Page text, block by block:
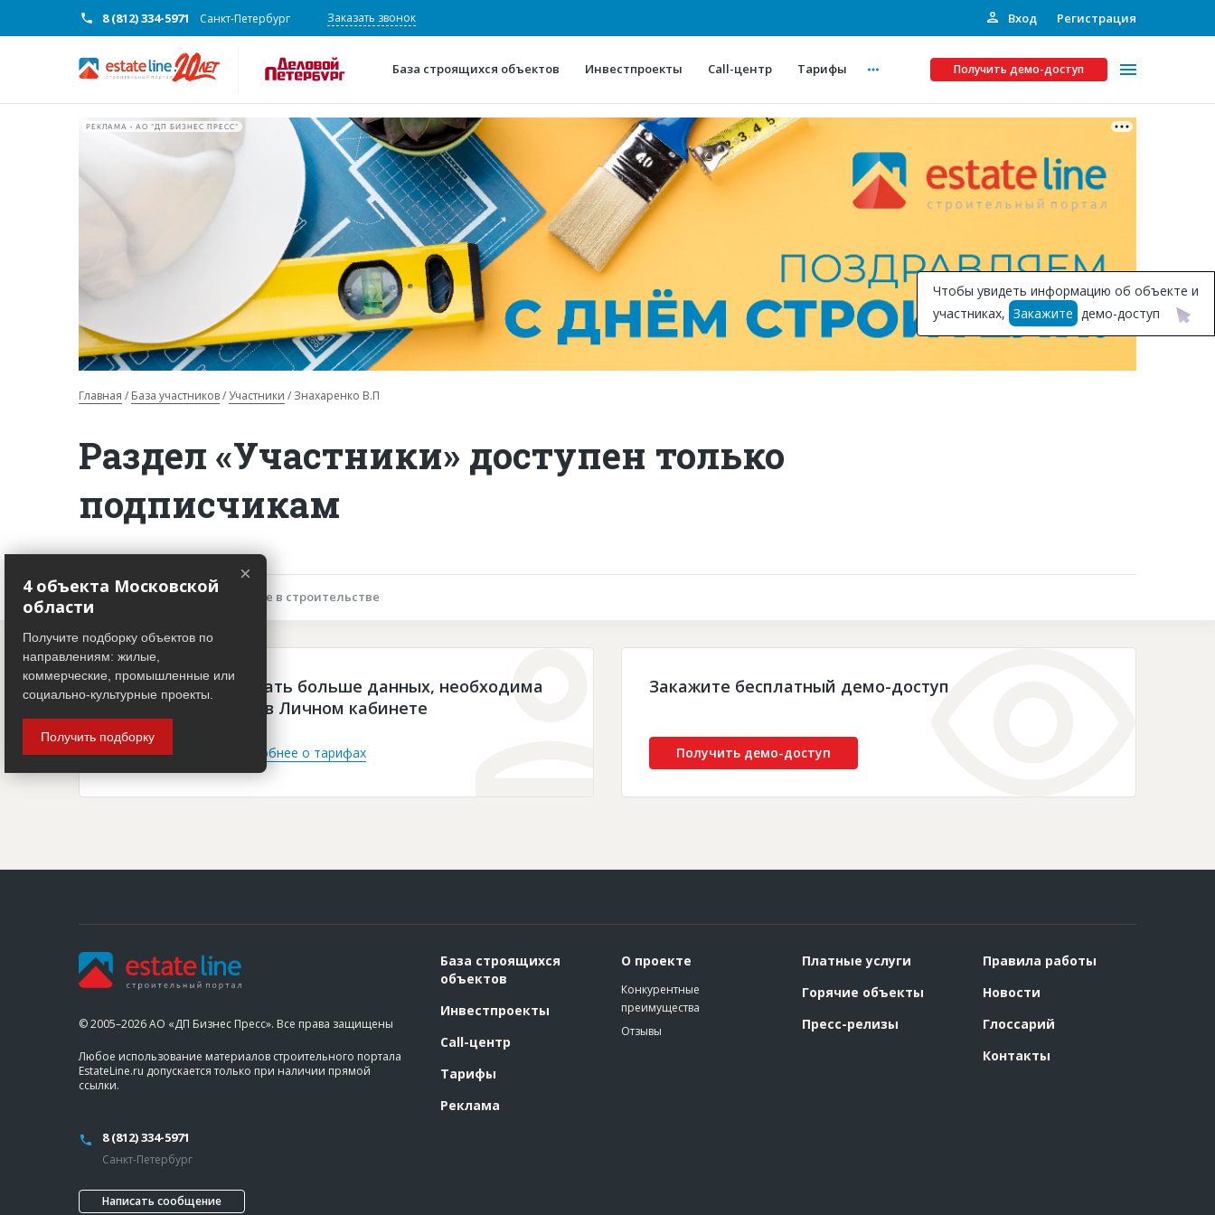
8 (812) 334-5971 Санкт-Петербург Заказать звонок Вход Регистрация
База строящихся объектов Инвестпроекты Call-центр Тарифы Получить демо-доступ
О проекте
Конкурентные преимущества
Горячие объекты
Глоссарий
Платные услуги
Рекламодателям
Инвестпроекты
Подписка на Базу
РЕКЛАМА • АО "ДП БИЗНЕС ПРЕСС"
Главная База участников Участники Знахаренко В.П
Раздел «Участники» доступен только
подписчикам
Описание объекта Участие в строительстве
Чтобы просматривать больше данных, необходима
платная подписка в Личном кабинете
Войти Подробнее о тарифах
Закажите бесплатный демо-доступ
Получить демо-доступ
Чтобы увидеть информацию об объекте и
участниках, Закажите демо-доступ
© 2005–2026 АО «ДП Бизнес Пресс». Все права защищены
Любое использование материалов строительного портала
EstateLine.ru допускается только при наличии прямой
ссылки.
8 (812) 334-5971
Санкт-Петербург
Написать сообщение
База строящихся
объектов
Инвестпроекты
Call-центр
Тарифы
Реклама
О проекте
Конкурентные
преимущества
Отзывы
Платные услуги
Горячие объекты
Пресс-релизы
Правила работы
Новости
Глоссарий
Контакты
×
4 объекта Московской
области
Получите подборку объектов по
направлениям: жилые,
коммерческие, промышленные или
социально-культурные проекты.
Получить подборку